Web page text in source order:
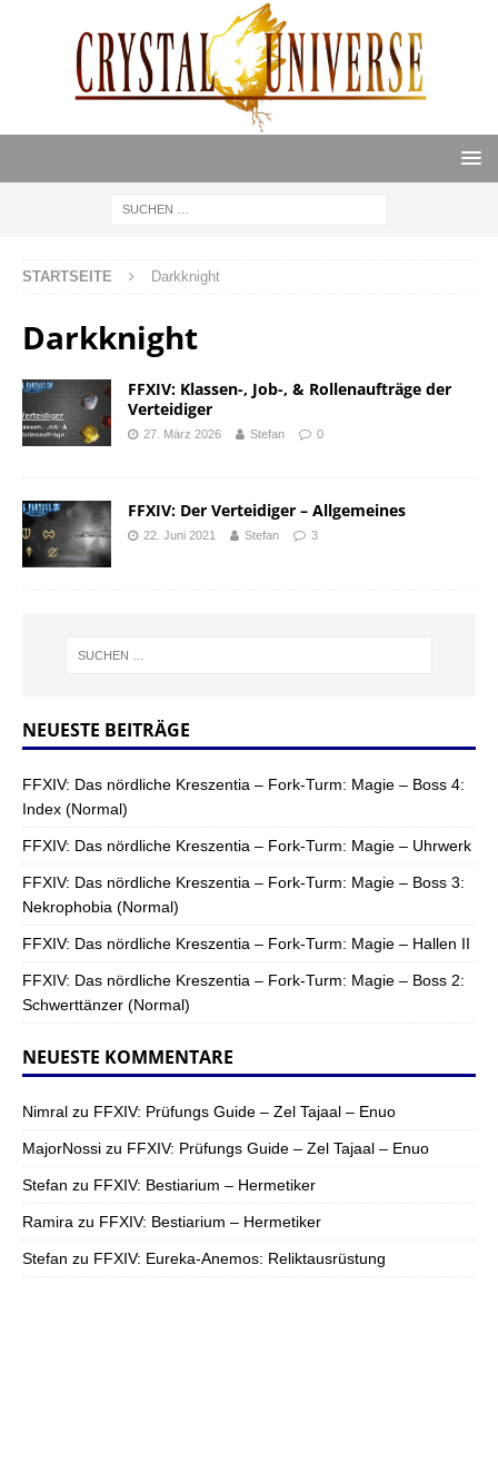
STARTSEITE Darkknight
Darkknight
FFXIV: Klassen-, Job-, & Rollenaufträge der
Verteidiger
27. März 2026 Stefan 0
FFXIV: Der Verteidiger – Allgemeines
22. Juni 2021 Stefan 3
NEUESTE BEITRÄGE
FFXIV: Das nördliche Kreszentia – Fork-Turm: Magie – Boss 4:
Index (Normal)
FFXIV: Das nördliche Kreszentia – Fork-Turm: Magie – Uhrwerk
FFXIV: Das nördliche Kreszentia – Fork-Turm: Magie – Boss 3:
Nekrophobia (Normal)
FFXIV: Das nördliche Kreszentia – Fork-Turm: Magie – Hallen II
FFXIV: Das nördliche Kreszentia – Fork-Turm: Magie – Boss 2:
Schwerttänzer (Normal)
NEUESTE KOMMENTARE
Nimral zu FFXIV: Prüfungs Guide – Zel Tajaal – Enuo
MajorNossi zu FFXIV: Prüfungs Guide – Zel Tajaal – Enuo
Stefan zu FFXIV: Bestiarium – Hermetiker
Ramira zu FFXIV: Bestiarium – Hermetiker
Stefan zu FFXIV: Eureka-Anemos: Reliktausrüstung